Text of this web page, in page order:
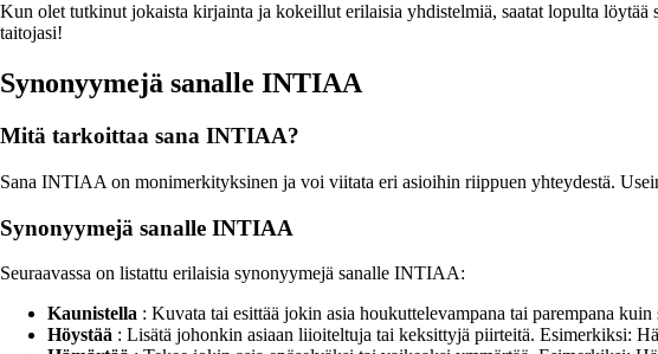
Kun olet tutkinut jokaista kirjainta ja kokeillut erilaisia yhdistelmiä, saatat lopulta
taitojasi!
Synonyymejä sanalle INTIAA
Mitä tarkoittaa sana INTIAA?
Sana INTIAA on monimerkityksinen ja voi viitata eri asioihin riippuen yhteydestä.
Synonyymejä sanalle INTIAA
Seuraavassa on listattu erilaisia synonyymejä sanalle INTIAA:
Kaunistella : Kuvata tai esittää jokin asia houkuttelevampana tai parempana
Höystää : Lisätä johonkin asiaan liioiteltuja tai keksittyjä piirteitä. Esimerkiksi: